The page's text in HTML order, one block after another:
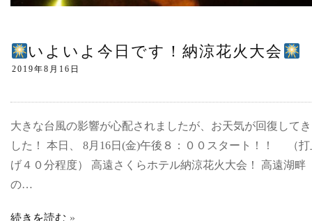
いよいよ今日です！納涼花火大会
大きな台風の影響が心配されましたが、お天気が回復して
した！ 本日、 8月16日(金)午後８：００スタート！！ （打
げ４０分程度） 高遠さくらホテル納涼花火大会！ 高遠湖畔
の…
続きを読む